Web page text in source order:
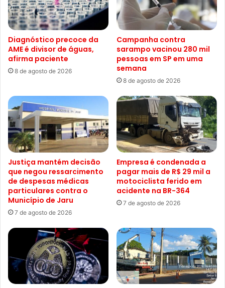
Diagnóstico precoce da
AME é divisor de águas,
afirma paciente
8 de agosto de 2026
Campanha contra
sarampo vacinou 280 mil
pessoas em SP em uma
semana
8 de agosto de 2026
Justiça mantém decisão
que negou ressarcimento
de despesas médicas
particulares contra o
Município de Jaru
7 de agosto de 2026
Empresa é condenada a
pagar mais de R$ 29 mil a
motociclista ferido em
acidente na BR-364
7 de agosto de 2026